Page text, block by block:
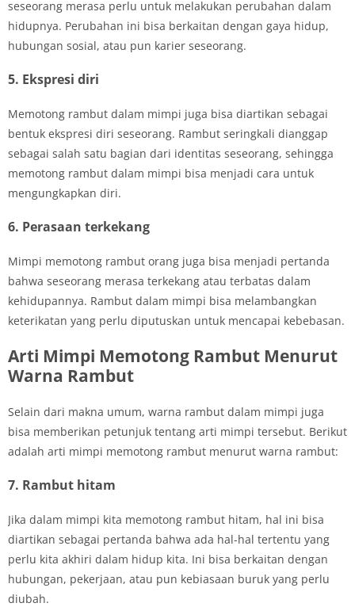
seseorang merasa perlu untuk melakukan perubahan dalam
hidupnya. Perubahan ini bisa berkaitan dengan gaya hidup,
hubungan sosial, atau pun karier seseorang.
5. Ekspresi diri
Memotong rambut dalam mimpi juga bisa diartikan sebagai
bentuk ekspresi diri seseorang. Rambut seringkali dianggap
sebagai salah satu bagian dari identitas seseorang, sehingga
memotong rambut dalam mimpi bisa menjadi cara untuk
mengungkapkan diri.
6. Perasaan terkekang
Mimpi memotong rambut orang juga bisa menjadi pertanda
bahwa seseorang merasa terkekang atau terbatas dalam
kehidupannya. Rambut dalam mimpi bisa melambangkan
keterikatan yang perlu diputuskan untuk mencapai kebebasan.
Arti Mimpi Memotong Rambut Menurut
Warna Rambut
Selain dari makna umum, warna rambut dalam mimpi juga
bisa memberikan petunjuk tentang arti mimpi tersebut. Berikut
adalah arti mimpi memotong rambut menurut warna rambut:
7. Rambut hitam
Jika dalam mimpi kita memotong rambut hitam, hal ini bisa
diartikan sebagai pertanda bahwa ada hal-hal tertentu yang
perlu kita akhiri dalam hidup kita. Ini bisa berkaitan dengan
hubungan, pekerjaan, atau pun kebiasaan buruk yang perlu
diubah.